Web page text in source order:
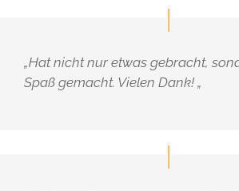
„Hat nicht nur etwas gebracht,
Spaß gemacht. Vielen Dank! „